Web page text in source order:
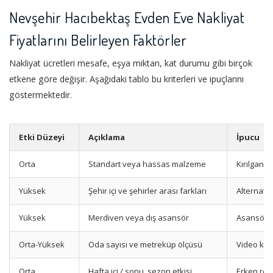
Nevşehir Hacıbektaş Evden Eve Nakliyat
Fiyatlarını Belirleyen Faktörler
Nakliyat ücretleri mesafe, eşya miktarı, kat durumu gibi birçok
etkene göre değişir. Aşağıdaki tablo bu kriterleri ve ipuçlarını
göstermektedir.
Etki Düzeyi Açıklama İpucu
Orta Standart veya hassas malzeme Kırılgan
Yüksek Şehir içi ve şehirler arası farkları Alternatif
Yüksek Merdiven veya dış asansör Asansör
Orta-Yüksek Oda sayısı ve metreküp ölçüsü Video